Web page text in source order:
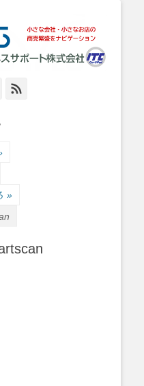
岸本ビジネスサポ
ート株式会社
をナビゲーション
Email
»